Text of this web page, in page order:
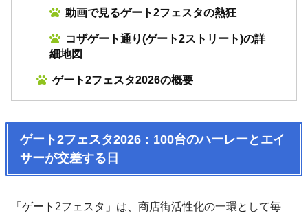
動画で見るゲート2フェスタの熱狂
コザゲート通り(ゲート2ストリート)の詳
細地図
ゲート2フェスタ2026の概要
ゲート2フェスタ2026：100台のハーレーとエイ
サーが交差する日
「ゲート2フェスタ」は、商店街活性化の一環として毎